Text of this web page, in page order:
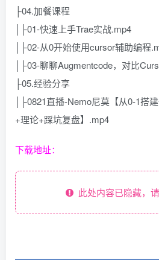
├04.加餐课程
│├01-快速上手Trae实战.mp4
│├02-从0开始使用cursor辅助编程
│├03-聊聊Augmentcode，对比
├05.经验分享
│├0821直播-Nemo尼莫【从0-1搭
+理论+踩坑复盘】.mp4
下载地址：
此处内容已隐藏，